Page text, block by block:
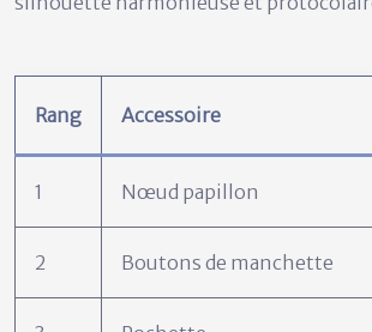
Rang Accessoire
1 Nœud papillon
2 Boutons de manchette